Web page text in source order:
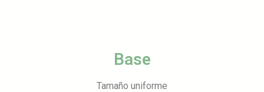
Base
Tamaño uniforme